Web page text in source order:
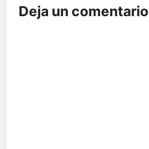
Deja un comentario